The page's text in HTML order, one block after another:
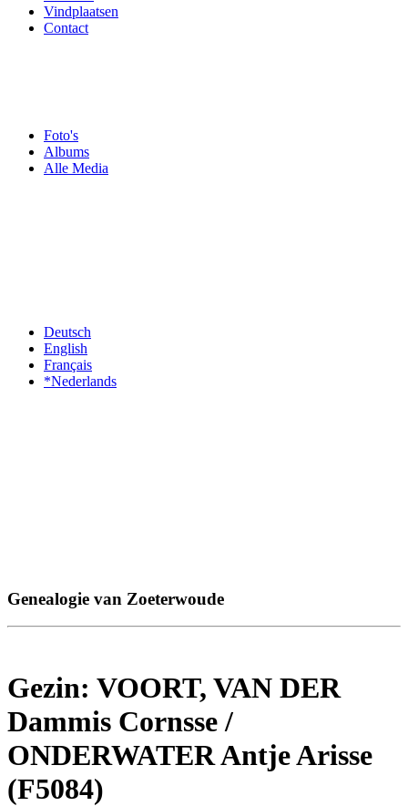
Foto's
Albums
Alle Media
Vindplaatsen
Contact
Deutsch
English
Français
*Nederlands
Genealogie van Zoeterwoude
Gezin: VOORT, VAN DER
Dammis Cornsse /
ONDERWATER Antje Arisse
(F5084)